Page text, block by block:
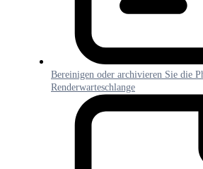
Bereinigen oder archivieren Sie die
Renderwarteschlange